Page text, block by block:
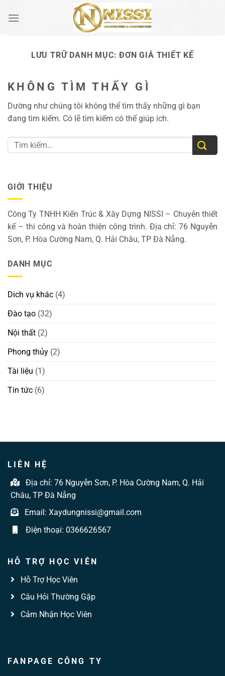
qua
LƯU TRỮ DANH MỤC:ĐƠN GIÁ THIẾT KẾ
KHÔNG TÌM THẤY GÌ
Dường như chúng tôi không thể tìm thấy những gì bạn
đang tìm kiếm. Có lẽ tìm kiếm có thể giúp ích.
GIỚI THIỆU
Công Ty TNHH Kiến Trúc & Xây Dựng NISSI – Chuyên thiết
kế – thi công và hoàn thiện công trình. Địa chỉ: 76 Nguyễn
Sơn, P. Hòa Cường Nam, Q. Hải Châu, TP Đà Nẵng.
DANH MỤC
Dich vụ khác (4)
Đào tạo (32)
Nội thất (2)
Phong thủy (2)
Tài liệu (1)
Tin tức (6)
LIÊN HỆ
Địa chỉ: 76 Nguyễn Sơn, P. Hòa Cường Nam, Q. Hải
Châu, TP Đà Nẵng
Email: Xaydungnissi@gmail.com
Điện thoại: 0366626567
HỖ TRỢ HỌC VIÊN
Hỗ Trợ Học Viên
Câu Hỏi Thường Gặp
Cảm Nhận Học Viên
FANPAGE CÔNG TY